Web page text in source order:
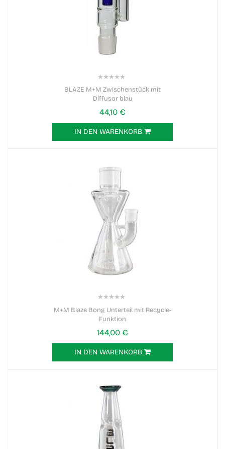
BLAZE M+M Zwischenstück mit
Diffusor blau
44,10 €
IN DEN WARENKORB
M+M Blaze Bong Unterteil mit Recycle-
Funktion
144,00 €
IN DEN WARENKORB